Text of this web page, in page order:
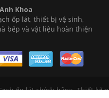
Khoa
ốp lát, thiết bị vệ sinh,
bếp và vật liệu hoàn thiện
ốp lát chính hãng.Thiết kế